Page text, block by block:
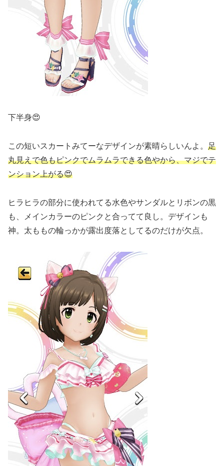
下半身😍
この短いスカートみてーなデザインが素晴らしいんよ。 足
丸見えで色もピンクでムラムラできる色やから、マジでテ
ンション上がる😍
ヒラヒラの部分に使われてる水色やサンダルとリボンの黒
も、メインカラーのピンクと合ってて良し。デザインも
神。太ももの輪っかが露出度落としてるのだけが欠点。